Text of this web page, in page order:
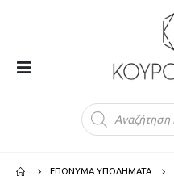
ΕΠΩΝΥΜΑ ΥΠΟΔΗΜΑΤΑ